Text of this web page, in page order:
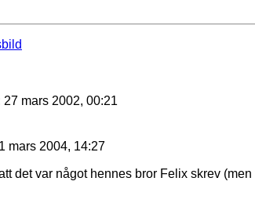
27 mars 2002, 00:21
1 mars 2004, 14:27
det var något hennes bror Felix skrev